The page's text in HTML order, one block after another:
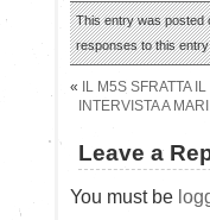
This entry was posted
responses to this
«
IL M5S SFRATTA
INTERVISTA A
Leave a
You must be